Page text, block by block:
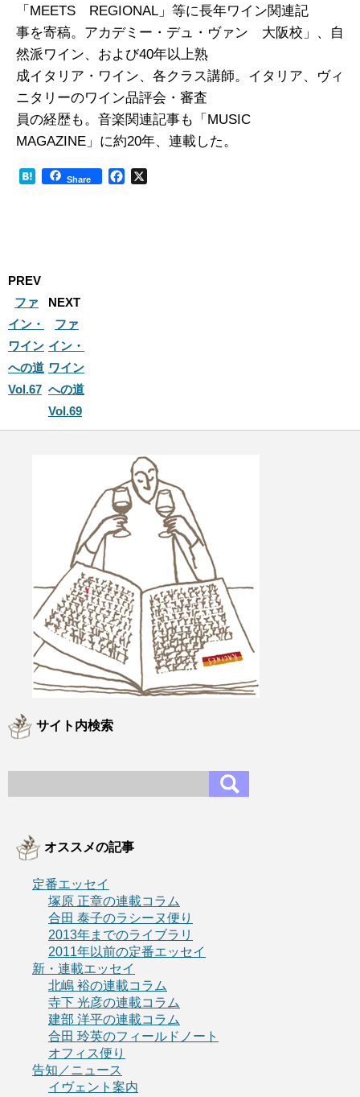
「MEETS REGIONAL」等に長年ワイン関連記
事を寄稿。アカデミー・デュ・ヴァン 大阪校」、自
然派ワイン、および40年以上熟
成イタリア・ワイン、各クラス講師。イタリア、ヴィ
ニタリーのワイン品評会・審査
員の経歴も。音楽関連記事も「MUSIC
MAGAZINE」に約20年、連載した。
Share
PREV
ファ
イン・
ワイン
への道
Vol.67
NEXT
ファ
イン・
ワイン
への道
Vol.69
サイト内検索
オススメの記事
定番エッセイ
塚原 正章の連載コラム
合田 泰子のラシーヌ便り
2013年までのライブラリ
2011年以前の定番エッセイ
新・連載エッセイ
北嶋 裕の連載コラム
寺下 光彦の連載コラム
建部 洋平の連載コラム
合田 玲英のフィールドノート
オフィス便り
告知／ニュース
イヴェント案内